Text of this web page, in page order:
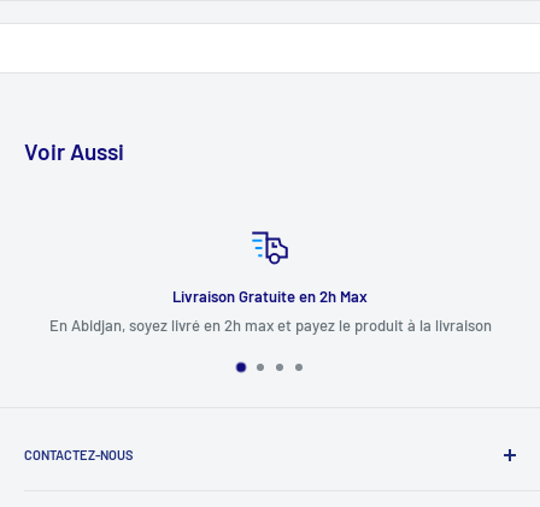
Voir Aussi
Livraison Gratuite en 2h Max
en 2h max et payez le produit à la livraison
On
CONTACTEZ-NOUS